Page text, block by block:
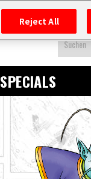
SPECIALS
Reject All